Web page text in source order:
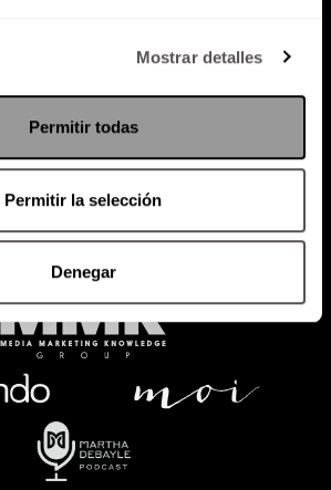
Mostrar detalles
Permitir todas
Permitir la selección
Denegar
Política de Privacidad
RADIO MARTHA EVENTOS
SACA TU ID